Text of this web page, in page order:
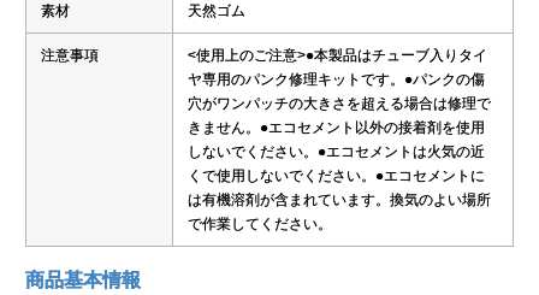
素材 天然ゴム
注意事項
<使用上のご注意>●本製品はチューブ入りタイ
ヤ専用のパンク修理キットです。●パンクの傷
穴がワンパッチの大きさを超える場合は修理で
きません。●エコセメント以外の接着剤を使用
しないでください。●エコセメントは火気の近
くで使用しないでください。●エコセメントに
は有機溶剤が含まれています。換気のよい場所
で作業してください。
商品基本情報